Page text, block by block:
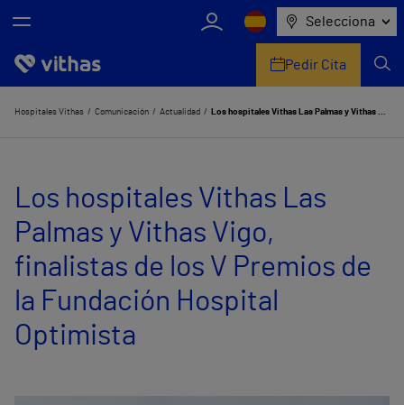
Selecciona
Nosotros
Servicios de salud
Equipo médico y asistencial
Comunicación
Pedir Cita
Hospitales Vithas Comunicación Actualidad Los hospitales Vithas Las Palmas y Vithas Vigo, finalistas de los V Premios de la Fundación Hospital Optimista
Los hospitales Vithas Las
Palmas y Vithas Vigo,
finalistas de los V Premios de
la Fundación Hospital
Optimista